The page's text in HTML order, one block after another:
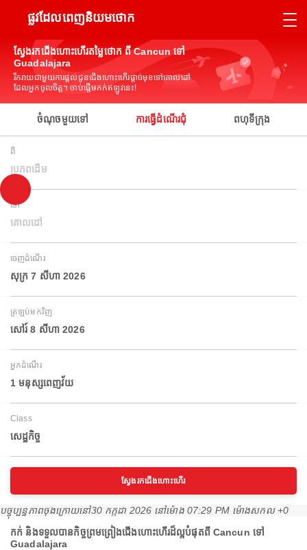
ផ្លូវដែលពេញនិយមថោក
ស្វែងរកជើងហោះហើរតម្លៃថោក ពី Cancun ទៅ
Guadalajara
រីករាយជាមួយការផ្តល់ជូនជើងហោះហើរផ្តាច់មុខទៅគោលដៅ
ដែលអ្នកចូលចិត្ត។ ចាប់ផ្តើមកក់ឥឡូវនេះ!
ចំណុចមួយទៅ ការធ្វើដំណើរជុំ ពហុទីក្រុង
ពី
ប្រភពដើម
ទៅ
គោលដៅ
ចេញដំណើរ
សុក្រ 7 សីហា 2026
ត្រឡប់មកវិញ
សៅរ៍ 8 សីហា 2026
អ្នកដំណើរ
1 មនុស្សពេញវ័យ
Class
សេដ្ឋកិច្ច
ស្វែងរកជើងហោះហើរ
បច្ចុប្បន្នភាពចុងក្រោយនៅ30 កក្កដា 2026 នៅ​ម៉ោង 07:29 PM ម៉ោង​សកល +0
កក់ និងទទួលបានកិច្ចព្រមព្រៀងជើងហោះហើរដ៏ល្អបំផុតពី Cancun ទៅ
Guadalajara